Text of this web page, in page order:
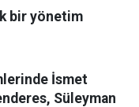
bir yönetim
İsmet
Süleyman